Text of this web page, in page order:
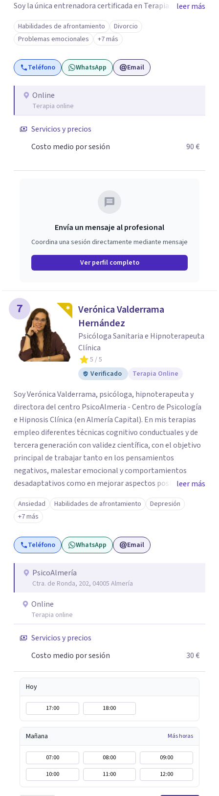
Soy la única entrenadora certificada en Terapia
Focalizada en las Emociones (TFE) en España, además de
supervisora y terapeuta certificada. La TFE ha
demostrado una mejora significativa en las relaciones,
con un 70-75% de éxito y felicidad duradera. Este enfoque
también transforma la vida en terapia individual,
emocional. Desde que me gradué en Psicología en 2002,
siempre he estado en constante aprendizaje y
Máster en Terapia Cognitivo-Conductual y otro en
Psicodrama, profundizando en la mente humana y las
ofrecerte un espacio de confianza donde podamos
relaciones. Estoy aquí para acompañarte en ese proceso.
leer más
Habilidades de afrontamiento
Divorcio
Problemas emocionales
+7 más
Teléfono WhatsApp Email
Online
Terapia online
Servicios y precios
Costo medio por sesión
90 €
Envía un mensaje al profesional
Coordina una sesión directamente mediante mensaje
Ver perfil completo
7
Verónica Valderrama
Hernández
Psicóloga Sanitaria e Hipnoterapeuta
Clínica
5 / 5
Verificado
Terapia Online
Soy Verónica Valderrama, psicóloga, hipnoterapeuta y
directora del centro PsicoAlmeria - Centro de Psicología
e Hipnosis Clínica (en Almería Capital). En mis terapias
empleo diferentes técnicas cognitivo conductuales y de
tercera generación con validez científica, con el objetivo
principal de trabajar tanto en los pensamientos
negativos, malestar emocional y comportamientos
desadaptativos como en mejorar aspectos positivos,
habilidades y desarrollo personal. ¡Tus objetivos son los
míos y juntos los alcanzaremos!. Mi objetivo principal es
que consigas el bienestar y equilibrio que buscas, siendo
consciente de que cada persona es diferente y por ello
inicialmente realizaremos una adecuada evaluación para
personalizado. Utilizo diferentes técnicas psicológicas
aunque mi especialidad es la hipnosis clínica, como
eficacia, reduciendo el tiempo de tratamiento y
consiguiendo cambios positivos desde la primera sesión.
¿Tienes dudas de cómo enfocaré tu problema o situación?
momento de dar el paso a una nueva etapa en tu vida.
leer más
Ansiedad Habilidades de afrontamiento
Depresión
+7 más
Teléfono WhatsApp Email
PsicoAlmería
Ctra. de Ronda, 202, 04005 Almería
Online
Terapia online
Servicios y precios
Costo medio por sesión
30 €
Hoy
17:00 18:00
Mañana Más horas
07:00 08:00
09:00
10:00
11:00 12:00